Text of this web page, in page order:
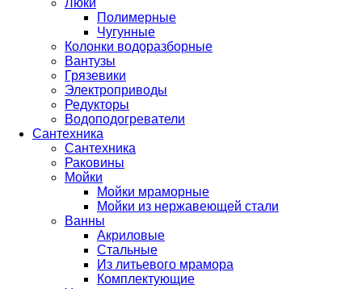
Люки
Полимерные
Чугунные
Колонки водоразборные
Вантузы
Грязевики
Электроприводы
Редукторы
Водоподогреватели
Сантехника
Сантехника
Раковины
Мойки
Мойки мраморные
Мойки из нержавеющей стали
Ванны
Акриловые
Стальные
Из литьевого мрамора
Комплектующие